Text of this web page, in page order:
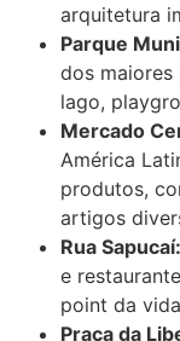
arquitetura
Parque
dos maiores
lago,
Mercado
América
produtos,
artigos
Rua Sapucaí:
e
point da
Praça da